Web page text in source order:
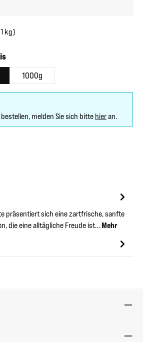
kg)
auswählen
1000g
melden Sie sich bitte hieran.
präsentiert sich eine zartfrische, sanfte
die eine alltägliche Freude ist… Mehr